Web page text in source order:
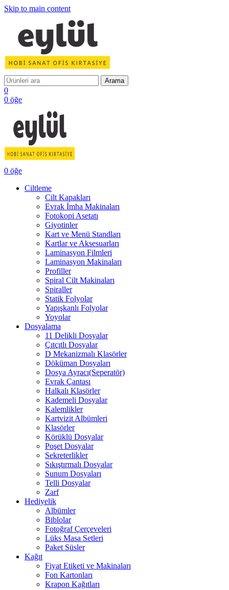
Skip to main content
Arama
0
0 öğe
0 öğe
Ciltleme
Cilt Kapakları
Evrak İmha Makinaları
Fotokopi Asetatı
Giyotinler
Kart ve Menü Standları
Kartlar ve Aksesuarları
Laminasyon Filmleri
Laminasyon Makinaları
Profiller
Spiral Cilt Makinaları
Spiraller
Statik Folyolar
Yapışkanlı Folyolar
Yoyolar
Dosyalama
11 Delikli Dosyalar
Çıtçıtlı Dosyalar
D Mekanizmalı Klasörler
Döküman Dosyaları
Dosya Ayracı(Seperatör)
Evrak Çantası
Halkalı Klasörler
Kademeli Dosyalar
Kalemlikler
Kartvizit Albümleri
Klasörler
Körüklü Dosyalar
Poşet Dosyalar
Sekreterlikler
Sıkıştırmalı Dosyalar
Sunum Dosyaları
Telli Dosyalar
Zarf
Hediyelik
Albümler
Biblolar
Fotoğraf Çerçeveleri
Lüks Masa Setleri
Paket Süsler
Kağıt
Fiyat Etiketi ve Makinaları
Fon Kartonları
Krapon Kağıtları